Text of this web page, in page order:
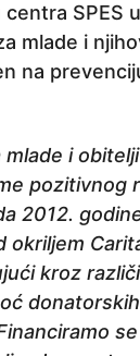
SPES
mlade i
na
i
pozitivnog
2012.
okriljem
kroz